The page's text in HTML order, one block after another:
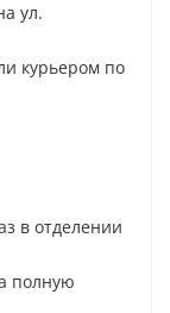
ул.
курьером по
в отделении
полную